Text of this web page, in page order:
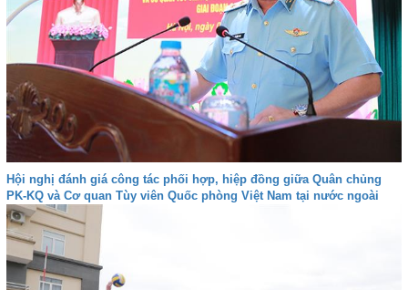
Hội nghị đánh giá công tác phối hợp, hiệp đồng giữa Quân chủng
PK-KQ và Cơ quan Tùy viên Quốc phòng Việt Nam tại nước ngoài